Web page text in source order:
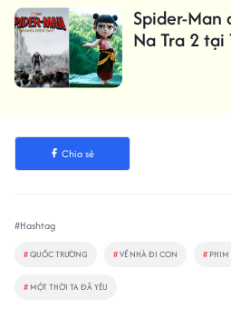
Spider-
Na Tra 2 tại
Chia sẻ
#Hashtag
#QUỐC TRƯỜNG #VỀ NHÀ ĐI CON #
# MỘT THỜI TA ĐÃ YÊU